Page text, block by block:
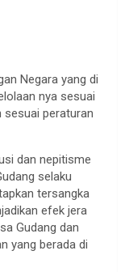
Negara yang di
nya sesuai
sesuai peraturan
dan nepitisme
selaku
tersangka
efek jera
Gudang dan
yang berada di